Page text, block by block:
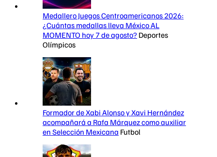
Medallero Juegos Centroamericanos 2026:
¿Cuántas medallas lleva México AL
MOMENTO hoy 7 de agosto? Deportes
Olímpicos
Formador de Xabi Alonso y Xavi Hernández
acompañará a Rafa Márquez como auxiliar
en Selección Mexicana Futbol